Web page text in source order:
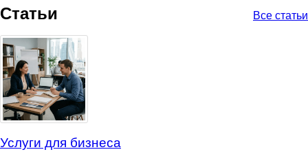
Статьи Все статьи
Услуги для бизнеса